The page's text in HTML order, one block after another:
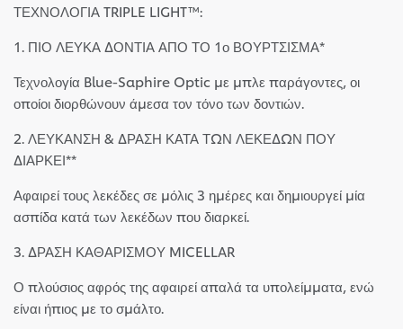
ΤΕΧΝΟΛΟΓΙΑ TRIPLE LIGHT™:
1. ΠΙΟ ΛΕΥΚΑ ΔΟΝΤΙΑ ΑΠΟ ΤΟ 1ο ΒΟΥΡΤΣΙΣΜΑ*
Τεχνολογία Blue-Saphire Optic με μπλε παράγοντες, οι
οποίοι διορθώνουν άμεσα τον τόνο των δοντιών.
2. ΛΕΥΚΑΝΣΗ & ΔΡΑΣΗ ΚΑΤΑ ΤΩΝ ΛΕΚΕΔΩΝ ΠΟΥ
ΔΙΑΡΚΕΙ**
Αφαιρεί τους λεκέδες σε μόλις 3 ημέρες και δημιουργεί μία
ασπίδα κατά των λεκέδων που διαρκεί.
3. ΔΡΑΣΗ ΚΑΘΑΡΙΣΜΟΥ MICELLAR
Ο πλούσιος αφρός της αφαιρεί απαλά τα υπολείμματα, ενώ
είναι ήπιος με το σμάλτο.